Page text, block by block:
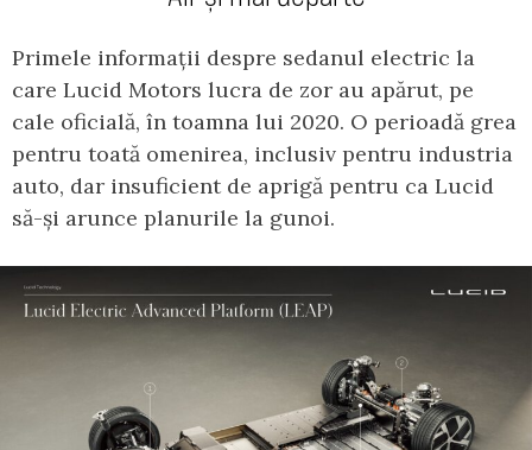
Primele informații despre sedanul electric la
care Lucid Motors lucra de zor au apărut, pe
cale oficială, în toamna lui 2020. O perioadă grea
pentru toată omenirea, inclusiv pentru industria
auto, dar insuficient de aprigă pentru ca Lucid
să-și arunce planurile la gunoi.